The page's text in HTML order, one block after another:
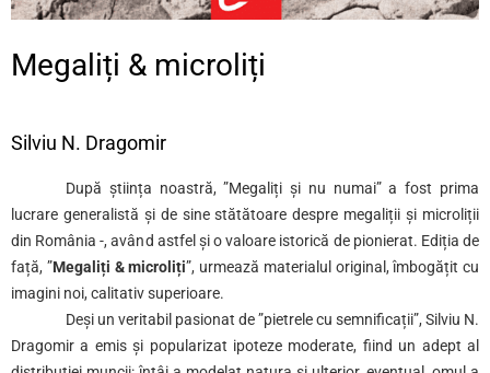
Megaliți & microliți
Silviu N. Dragomir
După știința noastră, ”Megaliți și nu numai” a fost prima
lucrare generalistă și de sine stătătoare despre megaliții și microliții
din România -, având astfel și o valoare istorică de pionierat. Ediția de
față, ”Megaliți & microliți”, urmează materialul original, îmbogățit cu
imagini noi, calitativ superioare.
Deși un veritabil pasionat de ”pietrele cu semnificații”, Silviu N.
Dragomir a emis și popularizat ipoteze moderate, fiind un adept al